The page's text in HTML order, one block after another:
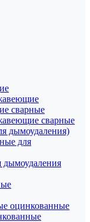
сварные
сварные
дымоудаления)
для
дымоудаления
оцинкованные